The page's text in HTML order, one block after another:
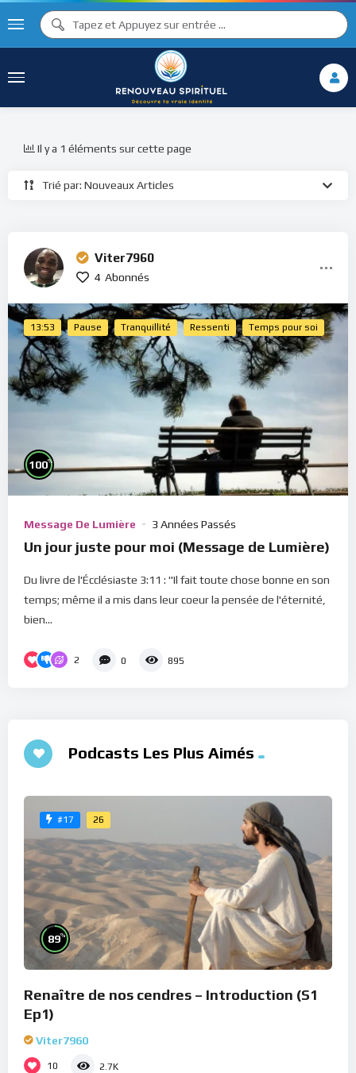
Trié par: Nouveaux Articles
Il y a 1 éléments sur cette page
Viter7960
4 Abonnés
13:53 Pause Tranquillité Ressenti Temps pour soi
100%
Message De Lumière 3 Années Passés
Un jour juste pour moi (Message de Lumière)
Du livre de l'Écclésiaste 3:11 : "Il fait toute chose bonne en son
temps; même il a mis dans leur coeur la pensée de l'éternité,
bien...
2 0 895
Podcasts Les Plus Aimés
#17 26
89%
Renaître de nos cendres – Introduction (S1
Ep1)
Viter7960
10 2.7K